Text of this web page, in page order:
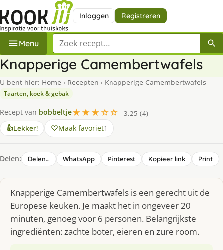
Inloggen Registreren
Menu Zoek een recept
Knapperige Camembertwafels
U bent hier: Home › Recepten › Knapperige Camembertwafels
Taarten, koek & gebak
Recept van bobbeltje★★★☆☆
3.25 (4)
👍Lekker! Maak favoriet1
Delen: Delen… WhatsApp Pinterest Kopieer link Print
Knapperige Camembertwafels is een gerecht uit de
Europese keuken. Je maakt het in ongeveer 20
minuten, genoeg voor 6 personen. Belangrijkste
ingrediënten: zachte boter, eieren en zure room.